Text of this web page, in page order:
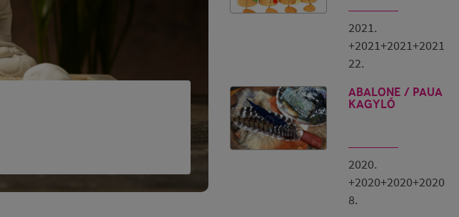
2021.
+2021+2021+2021
22.
ABALONE / PAUA
kagyló
2020.
+2020+2020+2020
8.